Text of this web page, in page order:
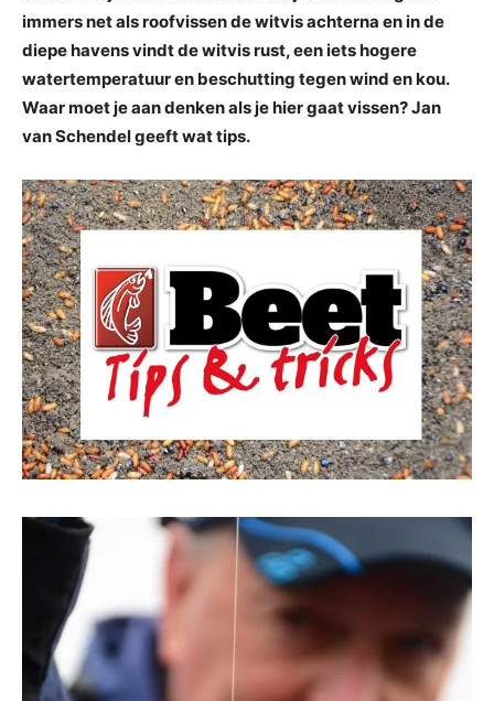
immers net als roofvissen de witvis achterna en in de
diepe havens vindt de witvis rust, een iets hogere
watertemperatuur en beschutting tegen wind en kou.
Waar moet je aan denken als je hier gaat vissen? Jan
van Schendel geeft wat tips.